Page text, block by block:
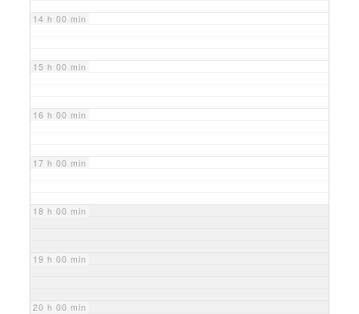
14 h 00 min
15 h 00 min
16 h 00 min
17 h 00 min
18 h 00 min
19 h 00 min
20 h 00 min